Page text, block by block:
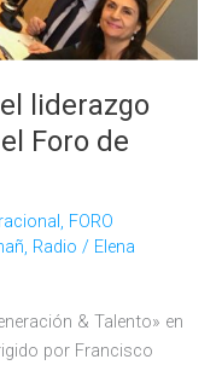
liderazgo
Foro de
, FORO
, Radio / Elena
& Talento» en
por Francisco